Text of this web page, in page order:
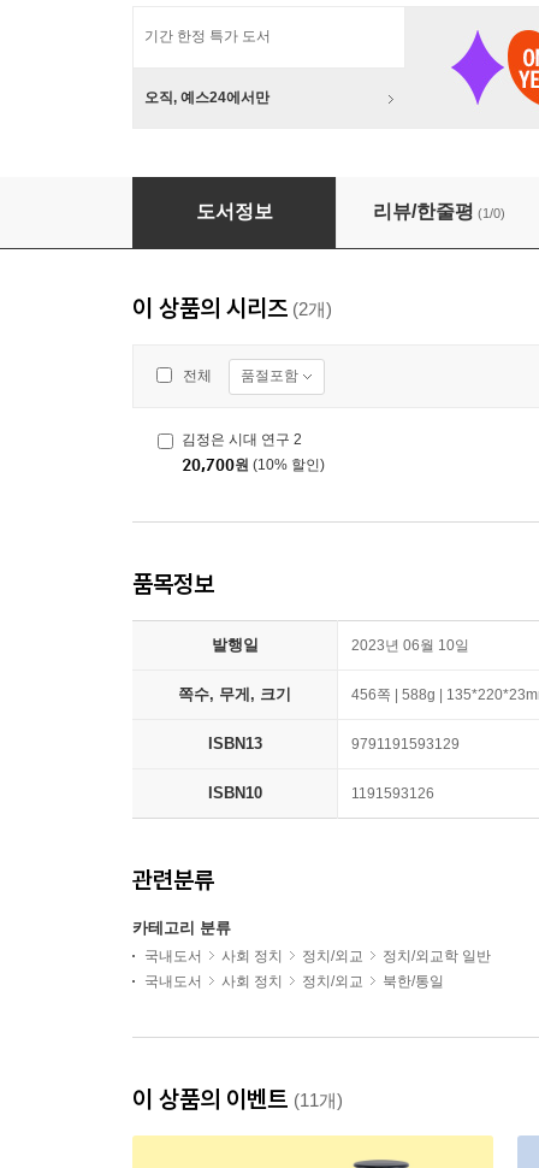
기간 한정 특가 도서
오직, 예스24에서만
김정은 시대 연구 2
도서정보 리뷰/한줄평 (1/0)
이 상품의 시리즈 (2개)
전체 품절포함
김정은 시대 연구 2
20,700원 (10% 할인)
품목정보
발행일 2023년 06월 10일
쪽수, 무게, 크기 456쪽 | 588g |
ISBN13 9791191593129
ISBN10 1191593126
관련분류
카테고리 분류
국내도서 사회 정치 정치/외교
정치/외교학 일반
국내도서
사회 정치 정치/외교 북한/통일
이 상품의 이벤트 (11개)